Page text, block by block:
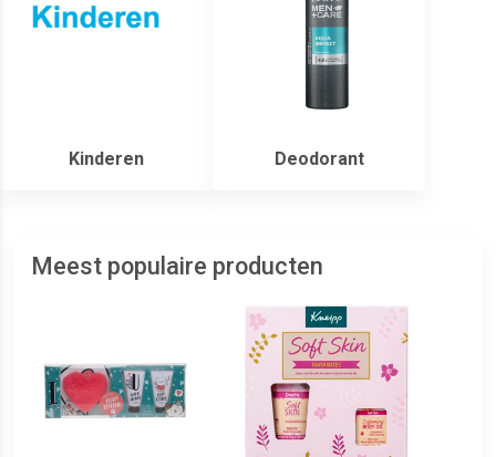
Kinderen Deodorant
Meest populaire producten